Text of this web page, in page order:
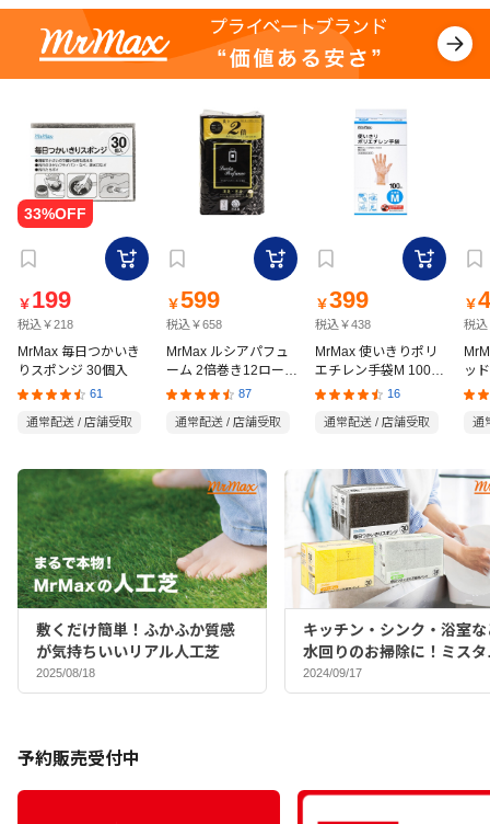
￥ 199
税込￥218
MrMax 毎日つかいき
りスポンジ 30個入
61
通常配送 / 店舗受取
￥599
税込￥658
MrMax ルシアパフュ
ーム 2倍巻き12ロール
ダブル
87
通常配送 / 店舗受取
￥399
税込￥438
MrMax 使いきりポリ
エチレン手袋M 100枚
入
16
通常配送 / 店舗受取
￥
税込
ッ
の
通
敷くだけ簡単！ふかふか質感
が気持ちいいリアル人工芝
2025/08/18
キッチン・シンク・浴室な
水回りのお掃除に！ミスタ
マックスバイヤーおすすめ
ポンジ♪
2024/09/17
予約販売受付中